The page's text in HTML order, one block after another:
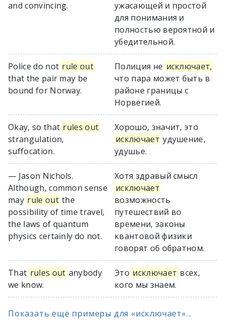
and convincing.
ужасающей и простой
для понимания и
полностью вероятной и
убедительной.
Police do not rule out
that the pair may be
bound for Norway.
Полиция не исключает,
что пара может быть в
районе границы с
Норвегией.
Okay, so that rules out
strangulation,
suffocation.
Хорошо, значит, это
исключает удушение,
удушье.
— Jason Nichols.
Although, common sense
may rule out the
possibility of time travel,
the laws of quantum
physics certainly do not.
Хотя здравый смысл
исключает
возможность
путешествий во
времени, законы
квантовой физики
говорят об обратном.
That rules out anybody
we know.
Это исключает всех,
кого мы знаем.
Показать ещё примеры для «исключает»...